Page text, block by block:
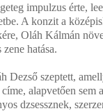
impulzus érte,
A konzit a
Oláh Kálmán
hatása.
Dezső szeptett,
alapvetően sem
dzsessznek,